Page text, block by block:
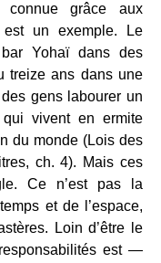
connue grâce aux
un exemple. Le
Yohaï dans des
treize ans dans une
gens labourer un
vivent en ermite
du monde (Lois des
ch. 4). Mais ces
Ce n’est pas la
et de l’espace,
Loin d’être le
est —